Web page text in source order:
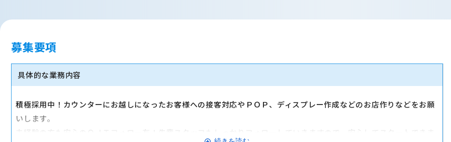
募集要項
具体的な業務内容
積極採用中！カウンターにお越しになったお客様への接客対応やＰＯＰ、ディスプレー作成などのお店作りなどをお願
いします。
未経験の方も安心のＯＪＴフォロー有！先輩スタッフもしっかりフォローしていきますので、安心してスタートできま